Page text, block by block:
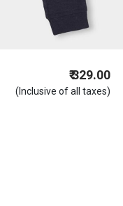
₹ 329.00
(Inclusive of all taxes)